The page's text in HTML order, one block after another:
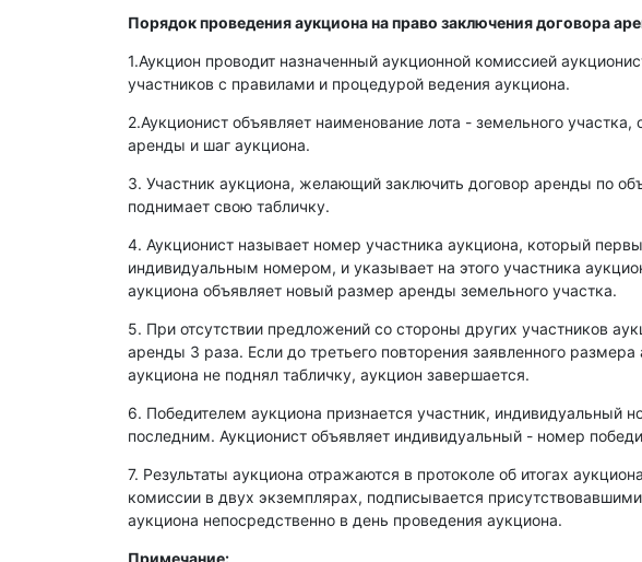
Порядок проведения аукциона на право заключения договора
1.Аукцион проводит назначенный аукционной комиссией
участников с правилами и процедурой ведения аукциона.
2.Аукционист объявляет наименование лота - земельного
аренды и шаг аукциона.
3. Участник аукциона, желающий заключить договор аренды по
поднимает свою табличку.
4. Аукционист называет номер участника аукциона, который
индивидуальным номером, и указывает на этого участника
аукциона объявляет новый размер аренды земельного участка.
5. При отсутствии предложений со стороны других участников
аренды 3 раза. Если до третьего повторения заявленного
аукциона не поднял табличку, аукцион завершается.
6. Победителем аукциона признается участник, индивидуальный
последним. Аукционист объявляет индивидуальный - номер
7. Результаты аукциона отражаются в протоколе об итогах
комиссии в двух экземплярах, подписывается
аукциона непосредственно в день проведения аукциона.
Примечание: